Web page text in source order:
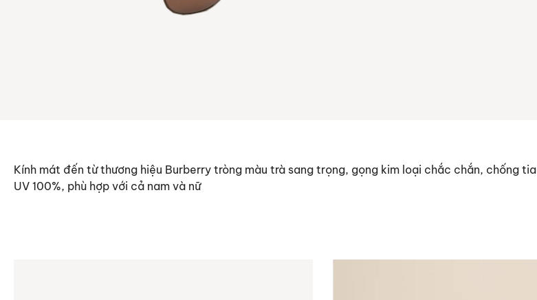
Kính mát đến từ thương hiệu Burberry tròng màu trà sang trọng, gọng kim loại chắc chắn, chống tia
UV 100%, phù hợp với cả nam và nữ